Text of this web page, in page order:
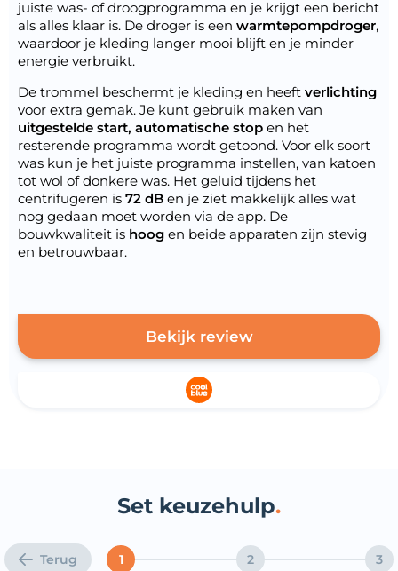
juiste was- of droogprogramma en je krijgt een bericht
als alles klaar is. De droger is een warmtepompdroger,
waardoor je kleding langer mooi blijft en je minder
energie verbruikt.
De trommel beschermt je kleding en heeft verlichting
voor extra gemak. Je kunt gebruik maken van
uitgestelde start, automatische stop en het
resterende programma wordt getoond. Voor elk soort
was kun je het juiste programma instellen, van katoen
tot wol of donkere was. Het geluid tijdens het
centrifugeren is 72 dB en je ziet makkelijk alles wat
nog gedaan moet worden via de app. De
bouwkwaliteit is hoog en beide apparaten zijn stevig
en betrouwbaar.
Bekijk review
Set keuzehulp
Terug 1 2 3